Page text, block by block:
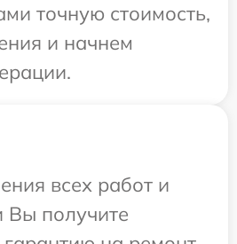
точную стоимость,
и начнем
всех работ и
Вы получите